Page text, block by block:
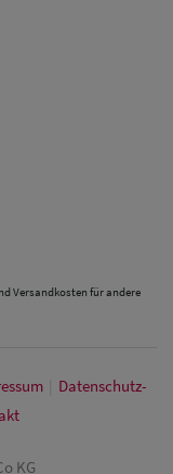
Versandkosten für andere
Daten­schutz­
KG